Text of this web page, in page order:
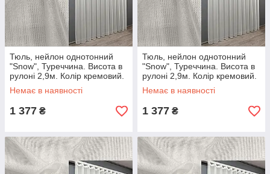
Тюль, нейлон однотонний
"Snow", Туреччина. Висота в
рулоні 2,9м. Колір кремовий.
Код 1203т Готова тюль з
тасьмою (5х2.9м)
Немає в наявності
1 377 ₴
Тюль, нейлон однотонний
"Snow", Туреччина. Висота в
рулоні 2,9м. Колір кремовий.
Код 1203т Готова тюль з
тасьмою (5х2.7м.)
Немає в наявності
1 377 ₴